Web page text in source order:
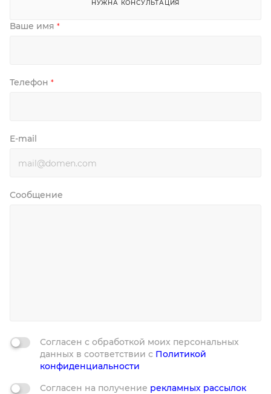
НУЖНА КОНСУЛЬТАЦИЯ
Ваше имя *
Телефон *
E-mail
Сообщение
Согласен с обработкой моих персональных
данных в соответствии с Политикой
конфиденциальности
Согласен на получение рекламных рассылок